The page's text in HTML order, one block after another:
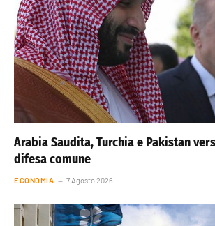
Arabia Saudita, Turchia e Pakistan
difesa comune
ECONOMIA 7 Agosto 2026